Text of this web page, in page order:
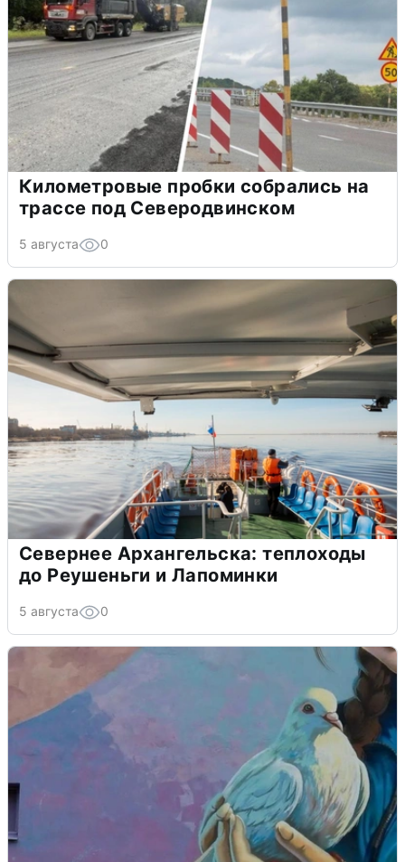
Километровые пробки собрались на
трассе под Северодвинском
5 августа 0
Севернее Архангельска: теплоходы
до Реушеньги и Лапоминки
5 августа 0